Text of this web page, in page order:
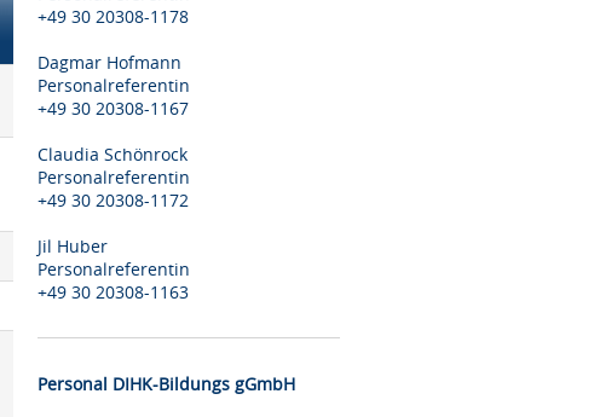
+49 30 20308-1178
Dagmar Hofmann
Personalreferentin
+49 30 20308-1167
Claudia Schönrock
Personalreferentin
+49 30 20308-1172
Jil Huber
Personalreferentin
+49 30 20308-1163
Personal DIHK-Bildungs gGmbH